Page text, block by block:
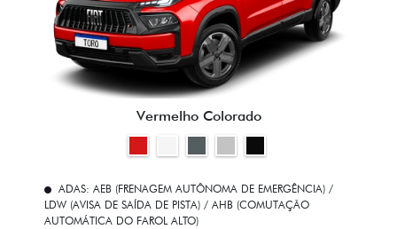
Vermelho Colorado
ADAS: AEB (FRENAGEM AUTÔNOMA DE EMERGÊNCIA) /
LDW (AVISA DE SAÍDA DE PISTA) / AHB (COMUTAÇÃO
AUTOMÁTICA DO FAROL ALTO)